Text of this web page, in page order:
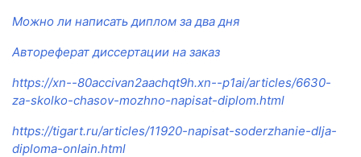
Можно ли написать диплом за два дня
Автореферат диссертации на заказ
https://xn--80accivan2aachqt9h.xn--p1ai/articles/6630-
za-skolko-chasov-mozhno-napisat-diplom.html
https://tigart.ru/articles/11920-napisat-soderzhanie-dlja-
diploma-onlain.html